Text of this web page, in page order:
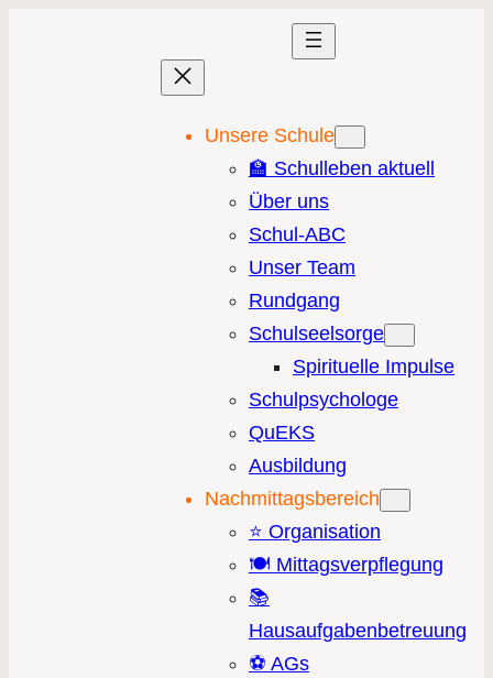
Unsere Schule
🏫 Schulleben aktuell
Über uns
Schul-ABC
Unser Team
Rundgang
Schulseelsorge
Spirituelle Impulse
Schulpsychologe
QuEKS
Ausbildung
Nachmittagsbereich
⭐️ Organisation
🍽️ Mittagsverpflegung
📚
Hausaufgabenbetreuung
⚽️ AGs